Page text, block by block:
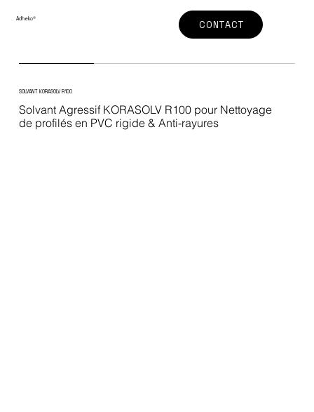
Adheko® CONTACT
SOLVANT KORASOLV R100
Solvant Agressif KORASOLV R100 pour Nettoyage
de profilés en PVC rigide & Anti-rayures